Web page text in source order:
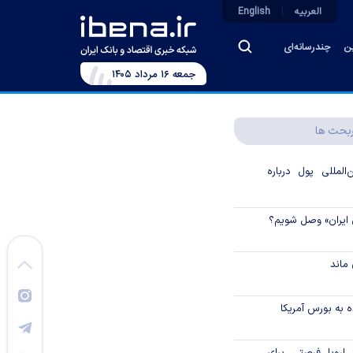
چندرسانه‌ای
العربیه English
جمعه ۱۶ مرداد ۱۴۰۵
ها
پول درباره
وصل شویم؟
به بورس آمریکا